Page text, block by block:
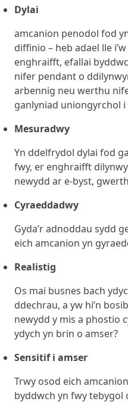
Dylai
amcanion penodol fod
diffinio – heb adael lle
enghraifft, efallai
nifer pendant o
arbennig neu werthu
ganlyniad uniongyrchol i
Mesuradwy
Yn ddelfrydol dylai fod
fwy, er enghraifft
newydd ar e-byst,
Cyraeddadwy
Gyda’r adnoddau sydd
eich amcanion yn
Realistig
Os mai busnes bach
ddechrau, a yw hi’n
newydd y mis a phostio
ydych yn brin o amser?
Sensitif i amser
Trwy osod eich
byddwch yn fwy tebygol